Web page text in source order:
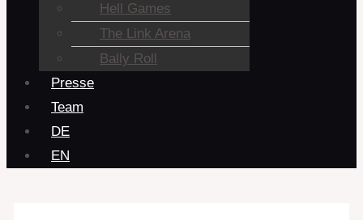
Hell Games
The Link Arena
Bally Roll
Presse
Team
DE
EN